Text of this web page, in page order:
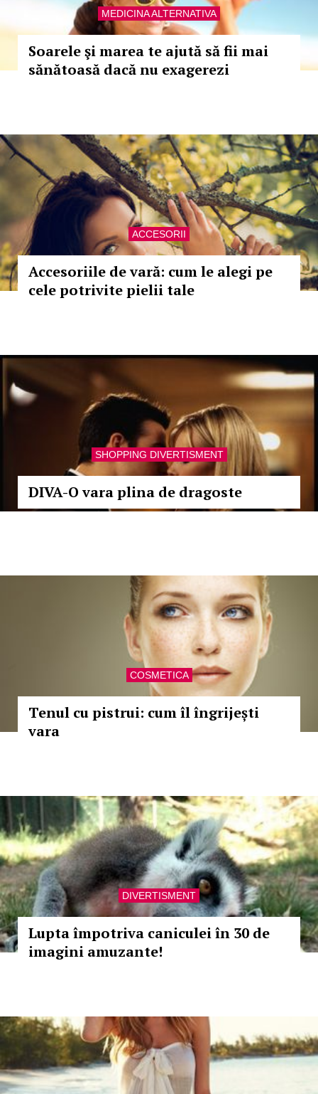
MEDICINA ALTERNATIVA
Soarele şi marea te ajută să fii mai
sănătoasă dacă nu exagerezi
ACCESORII
Accesoriile de vară: cum le alegi pe
cele potrivite pielii tale
SHOPPING DIVERTISMENT
DIVA-O vara plina de dragoste
COSMETICA
Tenul cu pistrui: cum îl îngrijești
vara
DIVERTISMENT
Lupta împotriva caniculei în 30 de
imagini amuzante!